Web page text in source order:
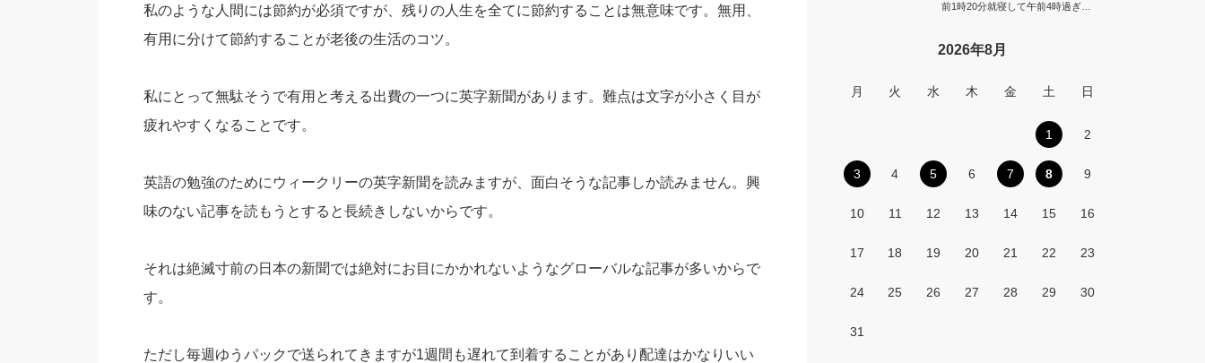
私のような人間には節約が必須ですが、残りの人生を全てに節約することは無意味です。無用、
有用に分けて節約することが老後の生活のコツ。
私にとって無駄そうで有用と考える出費の一つに英字新聞があります。難点は文字が小さく目が
疲れやすくなることです。
英語の勉強のためにウィークリーの英字新聞を読みますが、面白そうな記事しか読みません。興
味のない記事を読もうとすると長続きしないからです。
それは絶滅寸前の日本の新聞では絶対にお目にかかれないようなグローバルな記事が多いからで
す。
ただし毎週ゆうパックで送られてきますが1週間も遅れて到着することがあり配達はかなりいい
前1時20分就寝して午前4時過ぎ…
2026年8月
月 火 水 木 金 土 日
1 2
3 4 5 6 7 8 9
10 11 12 13 14 15 16
17 18 19 20 21 22 23
24 25 26 27 28 29 30
31